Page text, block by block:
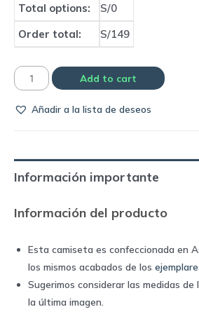
Total options:
S/0
Order total:
S/149
Camiseta
home
quantity
Add to cart
Añadir a la lista de deseos
Información importante
Información del producto
Esta camiseta es confeccionada en
los mismos acabados de los
Sugerimos considerar las medidas
la última imagen.